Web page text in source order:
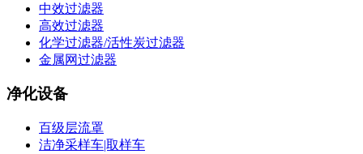
中效过滤器
高效过滤器
化学过滤器/活性炭过滤器
金属网过滤器
净化设备
百级层流罩
洁净采样车|取样车